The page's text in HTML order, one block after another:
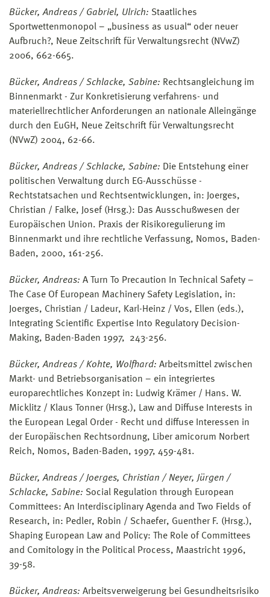
Bücker, Andreas / Gabriel, Ulrich: Staatliches
Sportwettenmonopol – „business as usual“ oder neuer
Aufbruch?, Neue Zeitschrift für Verwaltungsrecht (NVwZ)
2006, 662-665.
Bücker, Andreas / Schlacke, Sabine: Rechtsangleichung im
Binnenmarkt - Zur Konkretisierung verfahrens- und
materiellrechtlicher Anforderungen an nationale Alleingänge
durch den EuGH, Neue Zeitschrift für Verwaltungsrecht
(NVwZ) 2004, 62-66.
Bücker, Andreas / Schlacke, Sabine: Die Entstehung einer
politischen Verwaltung durch EG-Ausschüsse -
Rechtstatsachen und Rechtsentwicklungen, in: Joerges,
Christian / Falke, Josef (Hrsg.): Das Ausschußwesen der
Europäischen Union. Praxis der Risikoregulierung im
Binnenmarkt und ihre rechtliche Verfassung, Nomos, Baden-
Baden, 2000, 161-256.
Bücker, Andreas: A Turn To Precaution In Technical Safety –
The Case Of European Machinery Safety Legislation, in:
Joerges, Christian / Ladeur, Karl-Heinz / Vos, Ellen (eds.),
Integrating Scientific Expertise Into Regulatory Decision-
Making, Baden-Baden 1997, 243-256.
Bücker, Andreas / Kohte, Wolfhard: Arbeitsmittel zwischen
Markt- und Betriebsorganisation – ein integriertes
europarechtliches Konzept in: Ludwig Krämer / Hans. W.
Micklitz / Klaus Tonner (Hrsg.), Law and Diffuse Interests in
the European Legal Order - Recht und diffuse Interessen in
der Europäischen Rechtsordnung, Liber amicorum Norbert
Reich, Nomos, Baden-Baden, 1997, 459-481.
Bücker, Andreas / Joerges, Christian / Neyer, Jürgen /
Schlacke, Sabine: Social Regulation through European
Committees: An Interdisciplinary Agenda and Two Fields of
Research, in: Pedler, Robin / Schaefer, Guenther F. (Hrsg.),
Shaping European Law and Policy: The Role of Committees
and Comitology in the Political Process, Maastricht 1996,
39-58.
Bücker, Andreas: Arbeitsverweigerung bei Gesundheitsrisiko